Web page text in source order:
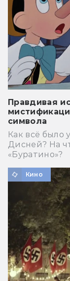
Правдивая
символа
Как всё было
Дисней? На
«Буратино»?
Кино